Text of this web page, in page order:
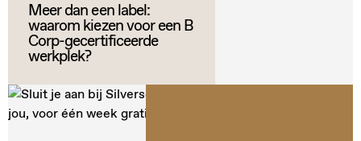
Meer dan een label:
waarom kiezen voor een B
Corp-gecertificeerde
werkplek?